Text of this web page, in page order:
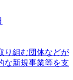
り組む団体などが
な新規事業等を支